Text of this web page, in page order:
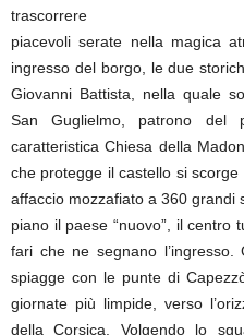
trascorrere
piacevoli serate nella magica
ingresso del borgo, le due
Giovanni Battista, nella quale
San Guglielmo, patrono
caratteristica Chiesa della
che protegge il castello si
affaccio mozzafiato a 360 grandi
piano il paese “nuovo”, il
fari che ne segnano
spiagge con le punte di
giornate più limpide, verso
della Corsica. Volgendo lo